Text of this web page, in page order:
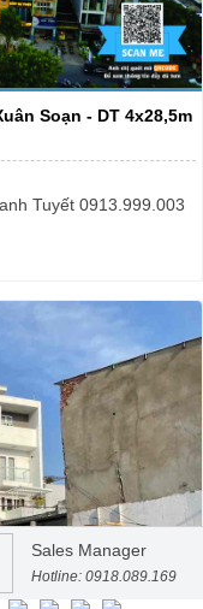
Soạn - DT 4x28,5m
Tuyết 0913.999.003
Sales Manager
Hotline: 0918.089.169